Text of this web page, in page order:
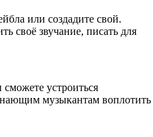
или создадите свой.
своё звучание, писать для
устроиться
музыкантам воплотить